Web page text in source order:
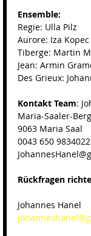
Ensemble:
Regie: Ulla Pilz
Aurore: Iza Kopec
Tiberge: Martin
Jean: Armin
Des Grieux:
Kontakt Team:
Maria-Saaler-
9063 Maria Saal
0043 650 9834022
Rückfragen
Johannes Hanel